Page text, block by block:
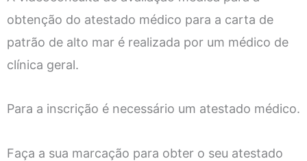
obtenção do atestado médico para a carta de
patrão de alto mar é realizada por um médico de
clínica geral.
Para a inscrição é necessário um atestado médico.
Faça a sua marcação para obter o seu atestado